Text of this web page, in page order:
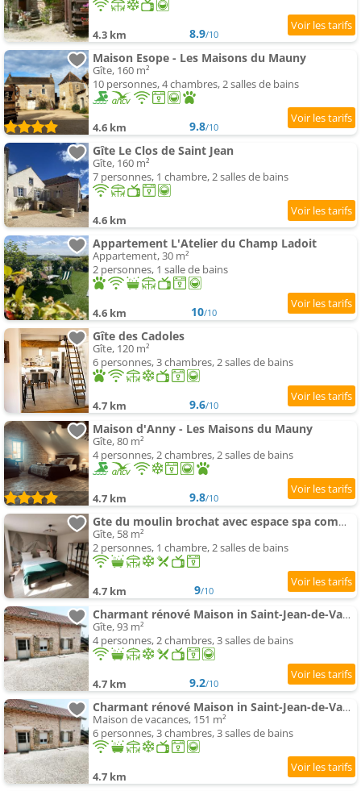
4.3 km 8.9/10
Maison Esope - Les Maisons du Mauny
Gîte, 160 m²
10 personnes, 4 chambres, 2 salles de bains
4.6 km 9.8/10
Gîte Le Clos de Saint Jean
Gîte, 160 m²
7 personnes, 1 chambre, 2 salles de bains
4.6 km
Appartement L'Atelier du Champ Ladoit
Appartement, 30 m²
2 personnes, 1 salle de bains
4.6 km 10/10
Gîte des Cadoles
Gîte, 120 m²
6 personnes, 3 chambres, 2 salles de bains
4.7 km 9.6/10
Maison d'Anny - Les Maisons du Mauny
Gîte, 80 m²
4 personnes, 2 chambres, 2 salles de bains
4.7 km 9.8/10
Gte du moulin brochat avec espace spa commun
Gîte, 58 m²
2 personnes, 1 chambre, 2 salles de bains
4.7 km 9/10
Charmant rénové Maison in Saint-Jean-de-Vaux, France
Gîte, 93 m²
4 personnes, 2 chambres, 3 salles de bains
4.7 km 9.2/10
Charmant rénové Maison in Saint-Jean-de-Vaux, Burgundy
Maison de vacances, 151 m²
6 personnes, 3 chambres, 3 salles de bains
4.7 km